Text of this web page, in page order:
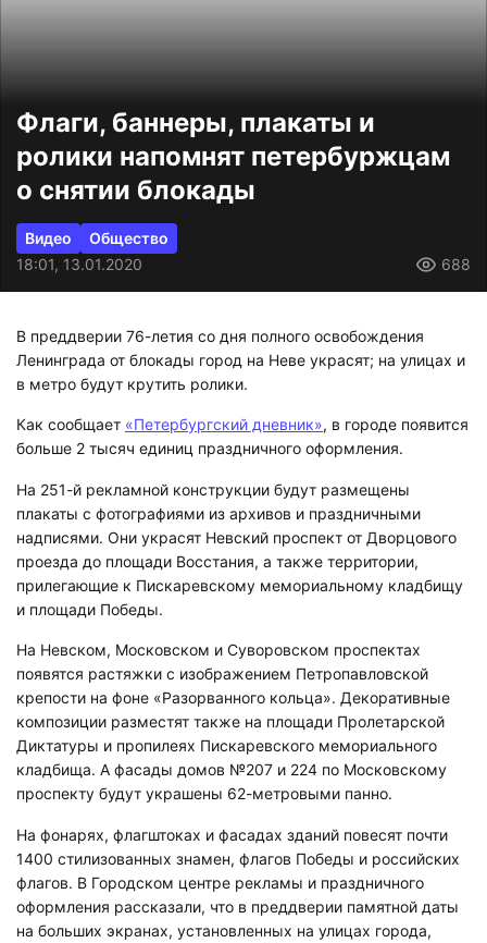
Флаги, баннеры, плакаты и
ролики напомнят петербуржцам
о снятии блокады
Видео
Общество
18:01, 13.01.2020
688
В преддверии 76-летия со дня полного освобождения
Ленинграда от блокады город на Неве украсят; на улицах и
в метро будут крутить ролики.
Как сообщает «Петербургский дневник», в городе появится
больше 2 тысяч единиц праздничного оформления.
На 251-й рекламной конструкции будут размещены
плакаты с фотографиями из архивов и праздничными
надписями. Они украсят Невский проспект от Дворцового
проезда до площади Восстания, а также территории,
прилегающие к Пискаревскому мемориальному кладбищу
и площади Победы.
На Невском, Московском и Суворовском проспектах
появятся растяжки с изображением Петропавловской
крепости на фоне «Разорванного кольца». Декоративные
композиции разместят также на площади Пролетарской
Диктатуры и пропилеях Пискаревского мемориального
кладбища. А фасады домов №207 и 224 по Московскому
проспекту будут украшены 62-метровыми панно.
На фонарях, флагштоках и фасадах зданий повесят почти
1400 стилизованных знамен, флагов Победы и российских
флагов. В Городском центре рекламы и праздничного
оформления рассказали, что в преддверии памятной даты
на больших экранах, установленных на улицах города,